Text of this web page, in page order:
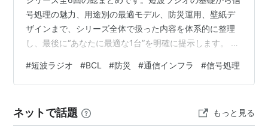
号処理の魅力、用途別の最適モデル、防災運用、壁紙デ
ザインまで、シリーズ全体で扱った内容を体系的に整理
し、最後に“あなたに最適な1台”を明確に提示します。 筆
者として通信インフラの冗長性と信号処理の美しさを研
究してきました。その視点から、短波ラジオを「趣味 ×
この記事でわかること シリーズ全6回の要点まとめ 短波
#短波ラジオ #BCL #防災 #通信インフラ #信号処理
ネットで話題 もっと見る